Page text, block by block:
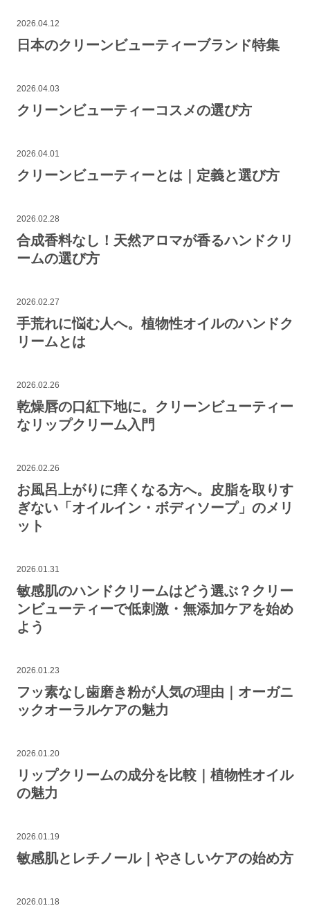
2026.04.12
日本のクリーンビューティーブランド特集
2026.04.03
クリーンビューティーコスメの選び方
2026.04.01
クリーンビューティーとは｜定義と選び方
2026.02.28
合成香料なし！天然アロマが香るハンドクリ
ームの選び方
2026.02.27
手荒れに悩む人へ。植物性オイルのハンドク
リームとは
2026.02.26
乾燥唇の口紅下地に。クリーンビューティー
なリップクリーム入門
2026.02.26
お風呂上がりに痒くなる方へ。皮脂を取りす
ぎない「オイルイン・ボディソープ」のメリ
ット
2026.01.31
敏感肌のハンドクリームはどう選ぶ？クリー
ンビューティーで低刺激・無添加ケアを始め
よう
2026.01.23
フッ素なし歯磨き粉が人気の理由｜オーガニ
ックオーラルケアの魅力
2026.01.20
リップクリームの成分を比較｜植物性オイル
の魅力
2026.01.19
敏感肌とレチノール｜やさしいケアの始め方
2026.01.18